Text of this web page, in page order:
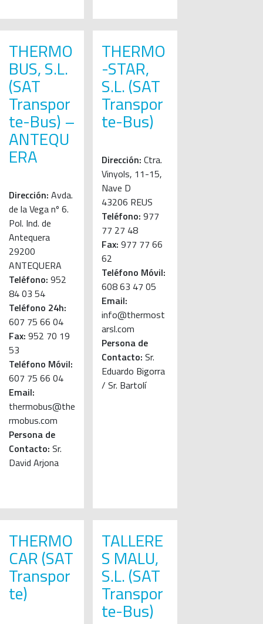
THERMO
BUS, S.L.
(SAT
Transpor
te-Bus) –
ANTEQU
ERA
Dirección: Avda.
de la Vega nº 6.
Pol. Ind. de
Antequera
29200
ANTEQUERA
Teléfono: 952
84 03 54
Teléfono 24h:
607 75 66 04
Fax: 952 70 19
53
Teléfono Móvil:
607 75 66 04
Email:
thermobus@the
rmobus.com
Persona de
Contacto: Sr.
David Arjona
THERMO
-STAR,
S.L. (SAT
Transpor
te-Bus)
Dirección: Ctra.
Vinyols, 11-15,
Nave D
43206 REUS
Teléfono: 977
77 27 48
Fax: 977 77 66
62
Teléfono Móvil:
608 63 47 05
Email:
info@thermost
arsl.com
Persona de
Contacto: Sr.
Eduardo Bigorra
/ Sr. Bartolí
THERMO
CAR (SAT
Transpor
te)
TALLERE
S MALU,
S.L. (SAT
Transpor
te-Bus)